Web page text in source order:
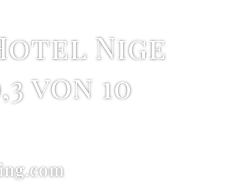
Nige
von 10